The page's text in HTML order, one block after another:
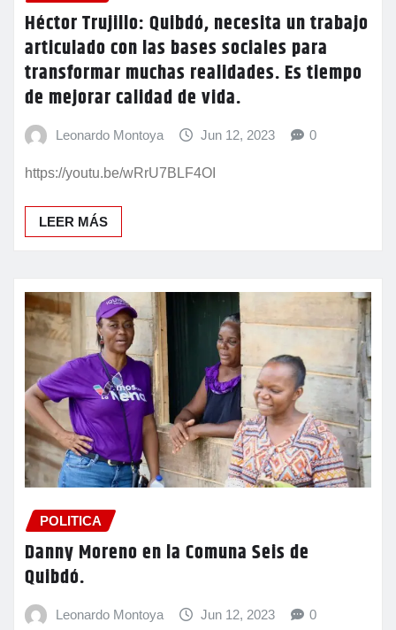
Héctor Trujillo: Quibdó, necesita un trabajo
articulado con las bases sociales para
transformar muchas realidades. Es tiempo
de mejorar calidad de vida.
Leonardo Montoya Jun 12, 2023 0
https://youtu.be/wRrU7BLF4OI
LEER MÁS
POLITICA
Danny Moreno en la Comuna Seis de
Quibdó.
Leonardo Montoya Jun 12, 2023 0